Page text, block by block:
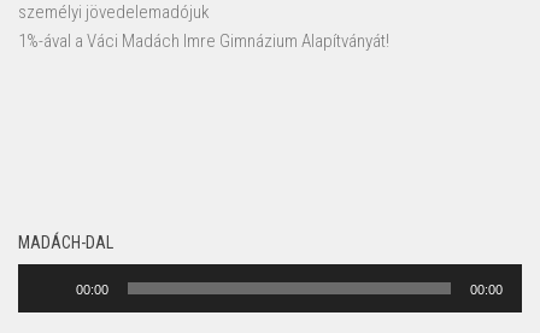
személyi jövedelemadójuk
1%-ával a Váci Madách Imre Gimnázium Alapítványát!
MADÁCH-DAL
00:00 00:00